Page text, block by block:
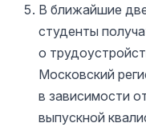
В ближайшие
студенты
о
Московский
в зависимости
выпускной